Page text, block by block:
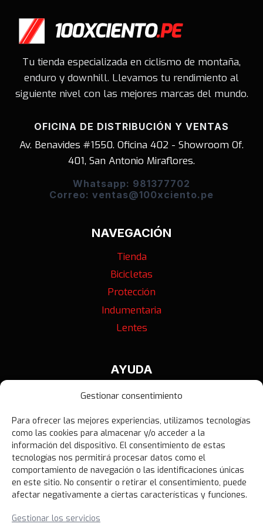
Gestionar consentimiento
Para ofrecer las mejores experiencias, utilizamos tecnologías
como las cookies para almacenar y/o acceder a la
información del dispositivo. El consentimiento de estas
tecnologías nos permitirá procesar datos como el
comportamiento de navegación o las identificaciones únicas
en este sitio. No consentir o retirar el consentimiento, puede
afectar negativamente a ciertas características y funciones.
Gestionar los servicios
Tu tienda especializada en ciclismo de montaña,
enduro y downhill. Llevamos tu rendimiento al
siguiente nivel con las mejores marcas del mundo.
OFICINA DE DISTRIBUCIÓN Y VENTAS
Av. Benavides #1550. Oficina 402 - Showroom Of.
401, San Antonio Miraflores.
Whatsapp: 981377702
Correo: ventas@100xciento.pe
NAVEGACIÓN
Tienda
Bicicletas
Protección
Indumentaria
Lentes
AYUDA
Contáctanos
Política de Privacidad
Política de Devoluciones
Libro de Reclamaciones